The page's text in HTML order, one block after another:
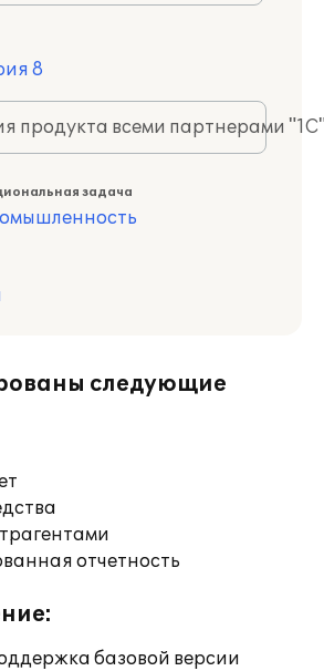
8
продукта всеми партнерами
задача
следующие
отчетность
базовой версии